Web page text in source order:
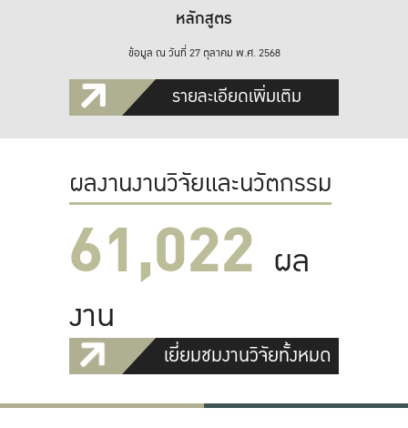
หลักสูตร
ข้อมูล ณ วันที่ 27 ตุลาคม พ.ศ. 2568
รายละเอียดเพิ่มเติม
ผลงานงานวิจัยและนวัตกรรม
61,022 ผล
งาน
เยี่ยมชมงานวิจัยทั้งหมด